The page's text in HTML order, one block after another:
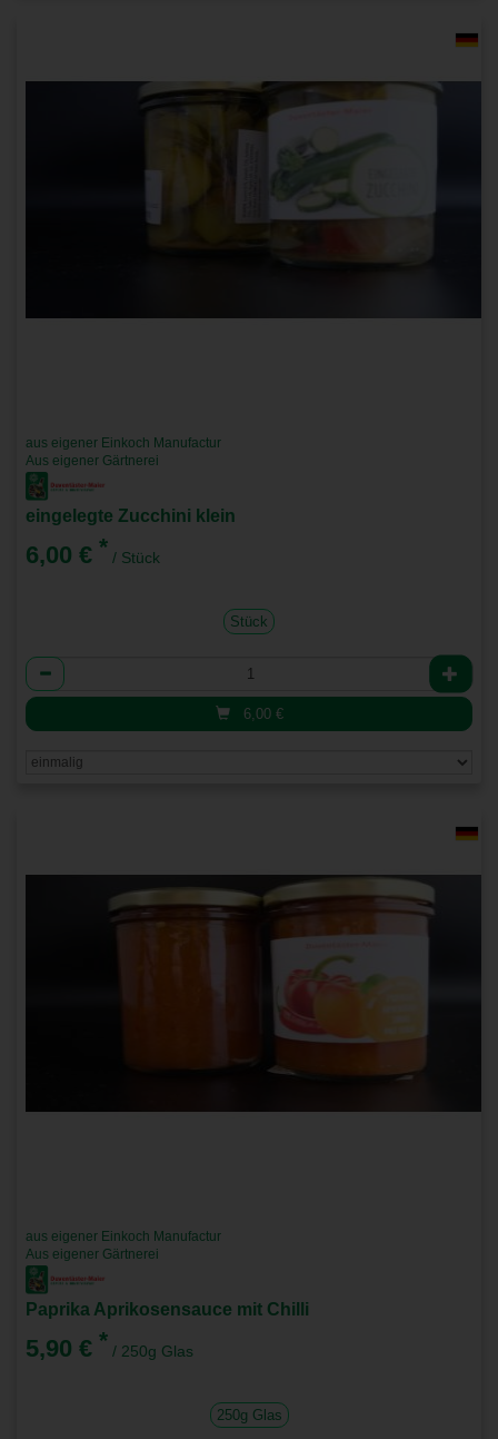
aus eigener Einkoch Manufactur
Aus eigener Gärtnerei
eingelegte Zucchini klein
6,00 € * / Stück
Stück
Anzahl
6,00 €
aus eigener Einkoch Manufactur
Aus eigener Gärtnerei
Paprika Aprikosensauce mit Chilli
5,90 € * / 250g Glas
250g Glas